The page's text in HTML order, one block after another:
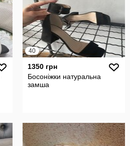
40
1350 грн
Босоніжки натуральна
замша